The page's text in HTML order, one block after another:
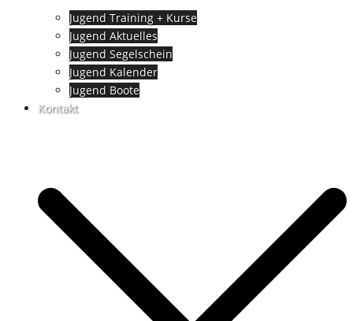
Jugend Training + Kurse
Jugend Aktuelles
Jugend Segelschein
Jugend Kalender
Jugend Boote
Kontakt